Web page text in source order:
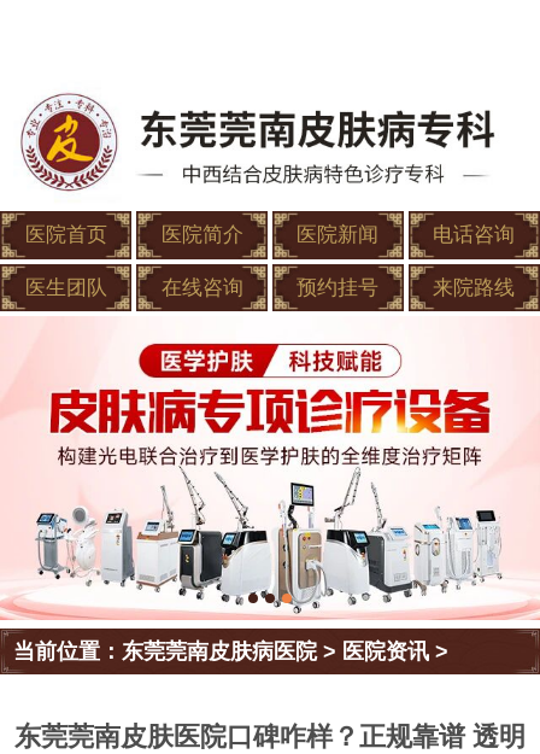
医院首页 医院简介 医院新闻 电话咨询
医生团队 在线咨询 预约挂号 来院路线
当前位置：东莞莞南皮肤病医院> 医院资讯 >
东莞莞南皮肤医院口碑咋样？正规靠谱 透明